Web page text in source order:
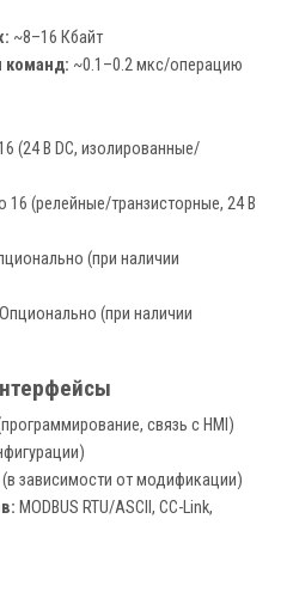
~8–16 Кбайт
команд: ~0.1–0.2 мкс/операцию
(24 В DC, изолированные/
16 (релейные/транзисторные, 24 В
(при наличии
Опционально (при наличии
связь с HMI)
зависимости от модификации)
MODBUS RTU/ASCII, CC-Link,